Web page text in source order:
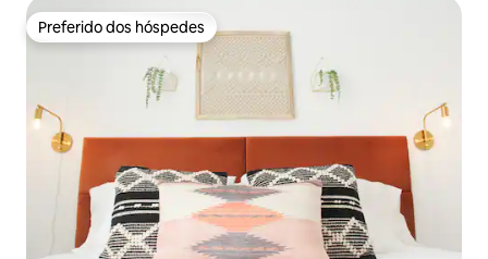
Preferido dos hóspedes
Preferido dos hóspedes